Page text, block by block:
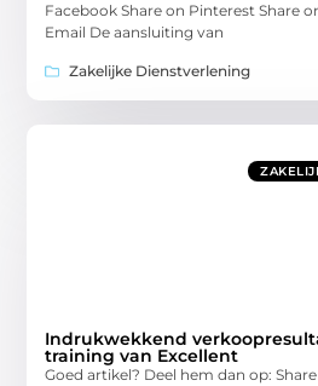
Facebook Share on Pinterest Share
Email De aansluiting van
Zakelijke Dienstverlening
Indrukwekkend
training van Excellent
Goed artikel? Deel hem dan op: